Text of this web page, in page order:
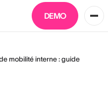
DEMO
mobilité interne : guide